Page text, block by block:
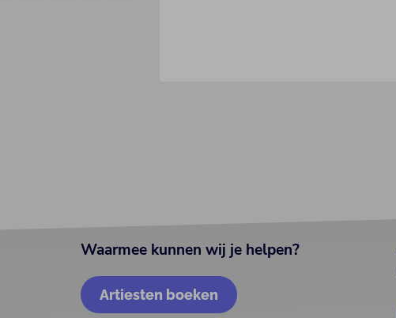
Waarmee kunnen wij je helpen?
Artiesten boeken